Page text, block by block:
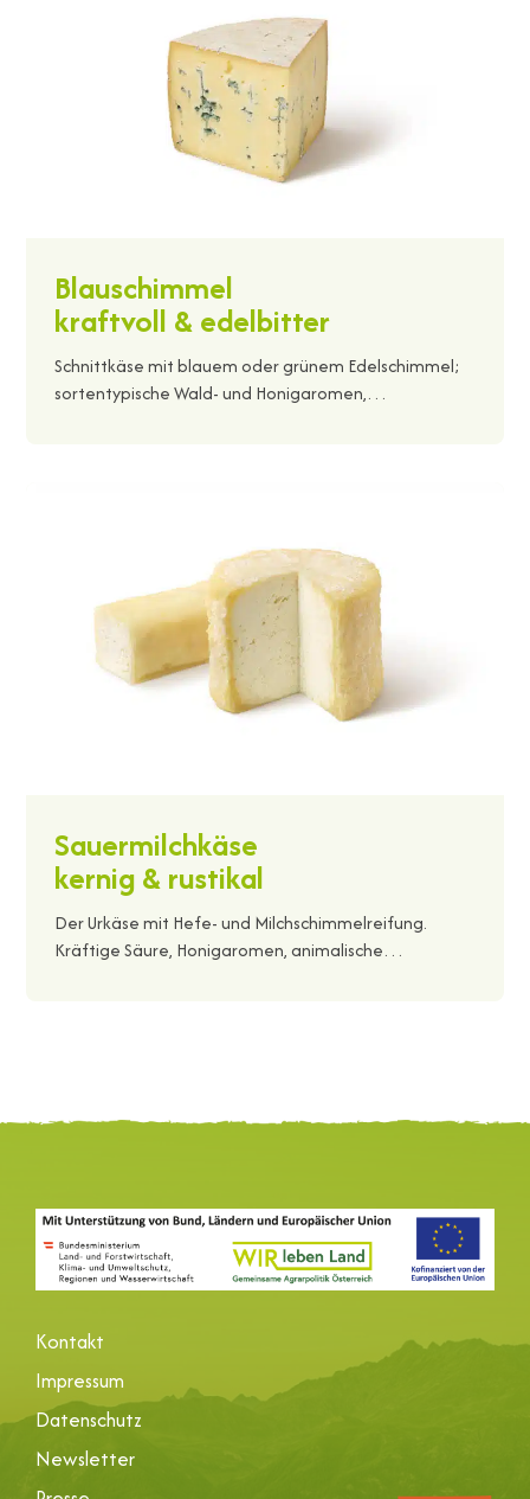
Blauschimmel
kraftvoll & edelbitter
Schnittkäse mit blauem oder grünem Edelschimmel;
sortentypische Wald- und Honigaromen,…
Sauermilchkäse
kernig & rustikal
Der Urkäse mit Hefe- und Milchschimmelreifung.
Kräftige Säure, Honigaromen, animalische…
Kontakt
Impressum
Datenschutz
Newsletter